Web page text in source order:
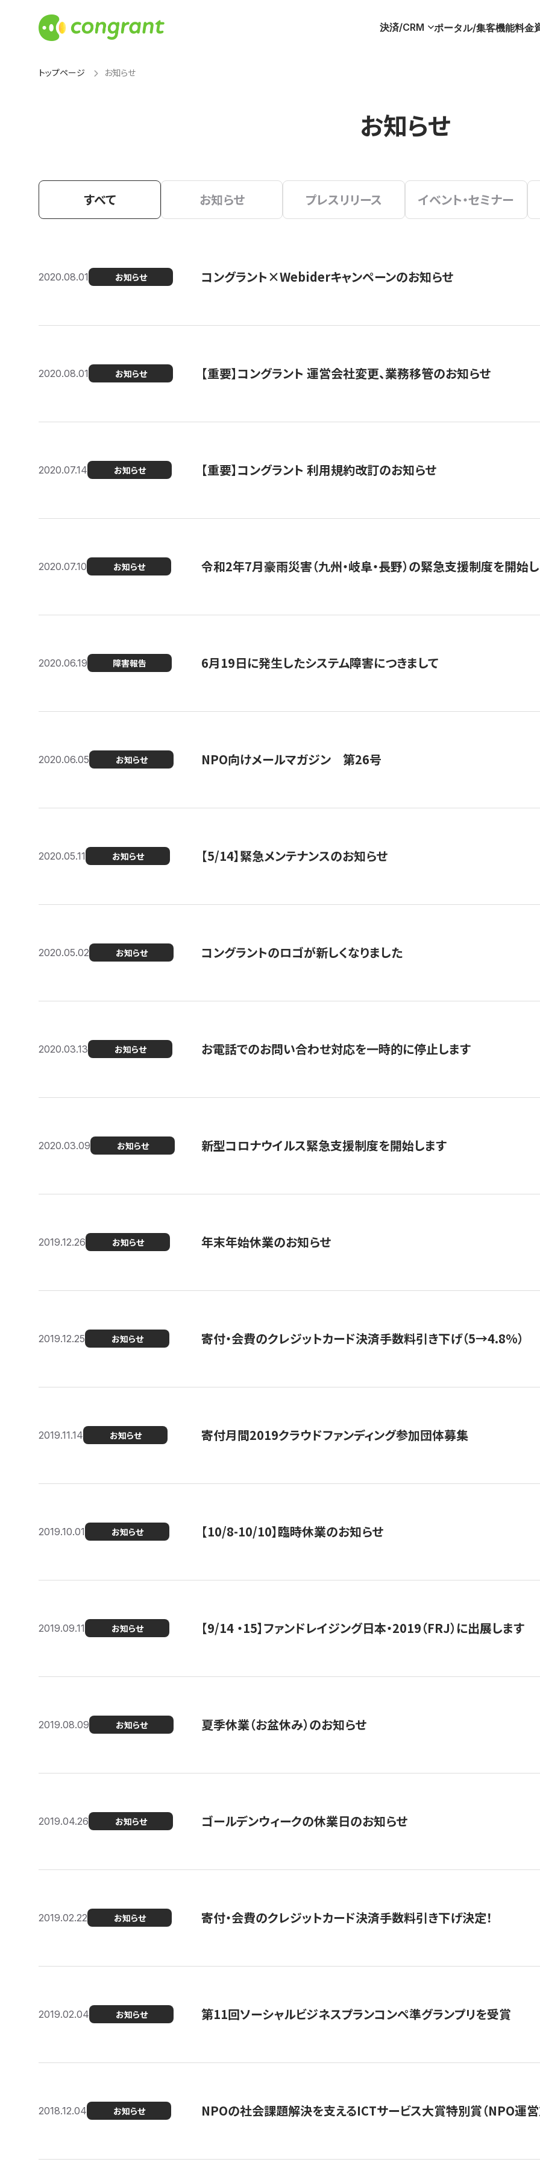
決済/CRM ポータル/集客機能料金
トップページ お知らせ
お知らせ
すべて お知らせ プレスリリース イベント・セミナー
2020.08.01 お知らせ コングラント×Webiderキャンペーンのお知らせ
2020.08.01 お知らせ 【重要】コングラント 運営会社変更、業務移管のお知らせ
2020.07.14 お知らせ 【重要】コングラント 利用規約改訂のお知らせ
2020.07.10 お知らせ 令和2年7月豪雨災害（九州・岐阜・長野）の緊急支援制度を開始
2020.06.19 障害報告 6月19日に発生したシステム障害につきまして
2020.06.05 お知らせ NPO向けメールマガジン 第26号
2020.05.11 お知らせ 【5/14】緊急メンテナンスのお知らせ
2020.05.02 お知らせ コングラントのロゴが新しくなりました
2020.03.13 お知らせ お電話でのお問い合わせ対応を一時的に停止します
2020.03.09 お知らせ 新型コロナウイルス緊急支援制度を開始します
2019.12.26 お知らせ 年末年始休業のお知らせ
2019.12.25 お知らせ 寄付・会費のクレジットカード決済手数料引き下げ（5→4.8%）
2019.11.14 お知らせ 寄付月間2019クラウドファンディング参加団体募集
2019.10.01 お知らせ 【10/8-10/10】臨時休業のお知らせ
2019.09.11 お知らせ 【9/14 ・15】ファンドレイジング日本・2019（FRJ）に出展します
2019.08.09 お知らせ 夏季休業（お盆休み）のお知らせ
2019.04.26 お知らせ ゴールデンウィークの休業日のお知らせ
2019.02.22 お知らせ 寄付・会費のクレジットカード決済手数料引き下げ決定！
2019.02.04 お知らせ 第11回ソーシャルビジネスプランコンペ準グランプリを受賞
2018.12.04 お知らせ NPOの社会課題解決を支えるICTサービス大賞特別賞（NPO運